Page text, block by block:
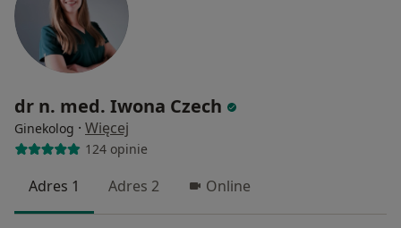
dr n. med. Iwona Czech
Ginekolog · Więcej
124 opinie
Adres 1 Adres 2 Online